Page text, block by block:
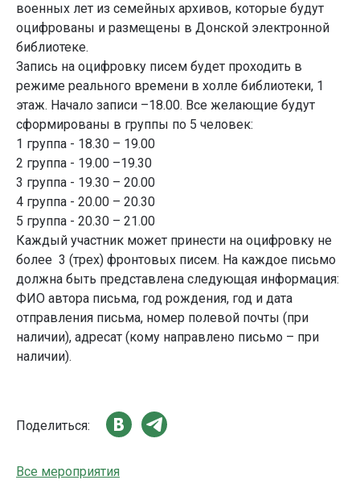
военных лет из семейных архивов, которые будут
оцифрованы и размещены в Донской электронной
библиотеке.
Запись на оцифровку писем будет проходить в
режиме реального времени в холле библиотеки, 1
этаж. Начало записи –18.00. Все желающие будут
сформированы в группы по 5 человек:
1 группа - 18.30 – 19.00
2 группа - 19.00 –19.30
3 группа - 19.30 – 20.00
4 группа - 20.00 – 20.30
5 группа - 20.30 – 21.00
Каждый участник может принести на оцифровку не
более 3 (трех) фронтовых писем. На каждое письмо
должна быть представлена следующая информация:
ФИО автора письма, год рождения, год и дата
отправления письма, номер полевой почты (при
наличии), адресат (кому направлено письмо – при
наличии).
Поделиться:
Все мероприятия